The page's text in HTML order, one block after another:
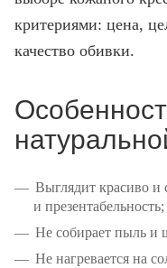
критериями: цена,
качество обивки.
Выглядит красиво и
и презентабельность;
Не собирает пыль и
Не нагревается на